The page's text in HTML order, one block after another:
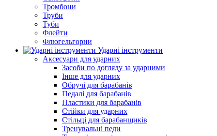
Тромбони
Труби
Туби
Флейти
Флюгельгорни
Ударні інструменти
Аксесуари для ударних
Засоби по догляду за ударними
Інше для ударних
Обручі для барабанів
Педалі для барабанів
Пластики для барабанів
Стійки для ударних
Стільці для барабанщиків
Тренувальні педи